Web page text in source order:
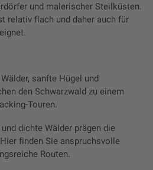
und malerischer Steilküsten.
relativ flach und daher auch für
sanfte Hügel und
den Schwarzwald zu einem
Touren.
dichte Wälder prägen die
finden Sie anspruchsvolle
Routen.